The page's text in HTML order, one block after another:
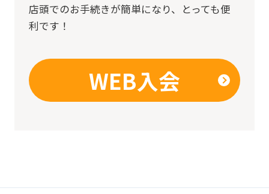
店頭でのお手続きが簡単になり、とっても便
利です！
WEB入会